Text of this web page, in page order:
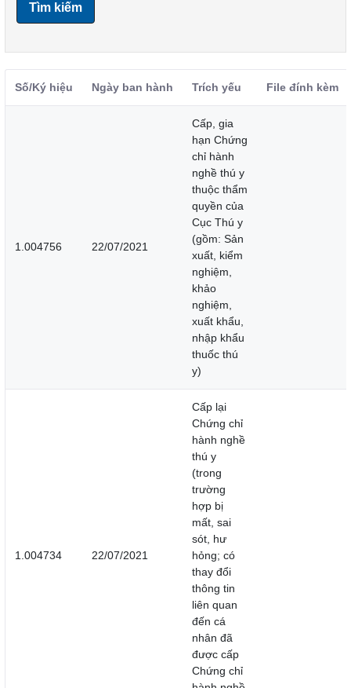
Tìm kiếm
Số/Ký hiệu Ngày ban hành Trích yếu File đính kèm
1.004756 22/07/2021
Cấp, gia
hạn Chứng
chỉ hành
nghề thú y
thuộc thẩm
quyền của
Cục Thú y
(gồm: Sản
xuất, kiểm
nghiệm,
khảo
nghiệm,
xuất khẩu,
nhập khẩu
thuốc thú
y)
1.004734 22/07/2021
Cấp lại
Chứng chỉ
hành nghề
thú y
(trong
trường
hợp bị
mất, sai
sót, hư
hỏng; có
thay đổi
thông tin
liên quan
đến cá
nhân đã
được cấp
Chứng chỉ